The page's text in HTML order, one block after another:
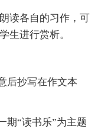
读各自的习作，可
生进行赏析。
后抄写在作文本
期“读书乐”为主题